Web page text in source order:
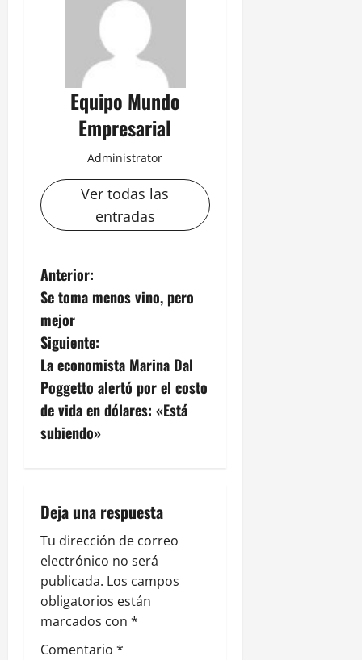
Equipo Mundo
Empresarial
Administrator
Ver todas las
entradas
N
a
v
e
g
a
i
ó
n
d
e
Anterior:
Se toma menos vino, pero
mejor
Siguiente:
La economista Marina Dal
Poggetto alertó por el costo
de vida en dólares: «Está
subiendo»
Deja una respuesta
Tu dirección de correo
electrónico no será
publicada. Los campos
obligatorios están
marcados con *
Comentario *